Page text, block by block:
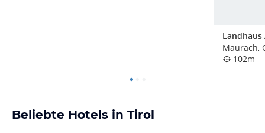
Maurach,
102m
Beliebte Hotels in Tirol